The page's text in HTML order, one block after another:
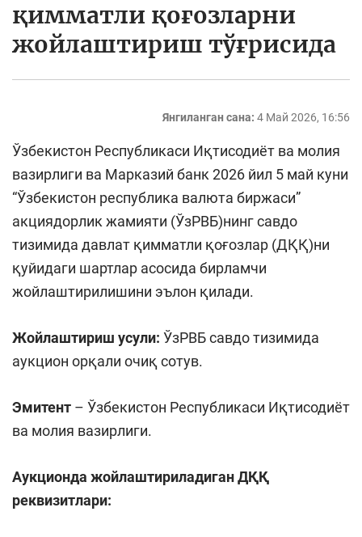
қимматли қоғозларни
жойлаштириш тўғрисида
Янгиланган сана: 4 Май 2026, 16:56
Ўзбекистон Республикаси Иқтисодиёт ва молия
вазирлиги ва Марказий банк 2026 йил 5 май куни
“Ўзбекистон республика валюта биржаси”
акциядорлик жамияти (ЎзРВБ)нинг савдо
тизимида давлат қимматли қоғозлар (ДҚҚ)ни
қуйидаги шартлар асосида бирламчи
жойлаштирилишини эълон қилади.
Жойлаштириш усули: ЎзРВБ савдо тизимида
аукцион орқали очиқ сотув.
Эмитент – Ўзбекистон Республикаси Иқтисодиёт
ва молия вазирлиги.
Аукционда жойлаштириладиган ДҚҚ
реквизитлари: